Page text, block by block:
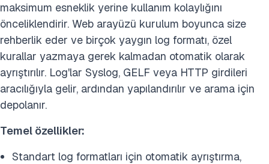
maksimum esneklik yerine kullanım kolaylığını
önceliklendirir. Web arayüzü kurulum boyunca size
rehberlik eder ve birçok yaygın log formatı, özel
kurallar yazmaya gerek kalmadan otomatik olarak
ayrıştırılır. Log'lar Syslog, GELF veya HTTP girdileri
aracılığıyla gelir, ardından yapılandırılır ve arama için
depolanır.
Temel özellikler:
Standart log formatları için otomatik ayrıştırma,